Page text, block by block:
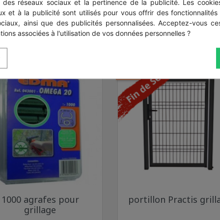
ont également acheté...
Aperçu rapide
Vert 6005
Gris anthracite 7016
Noir 9005
1000 agrafes pour
grillage
Aperçu rapide
Vert 6005
Gris
portillon Practis
des réseaux sociaux et la pertinence de la publicité. Les
et à la publicité sont utilisés pour vous offrir des fonctionnalités
ainsi que des publicités personnalisées. Acceptez-vous
associées à l'utilisation de vos données personnelles ?